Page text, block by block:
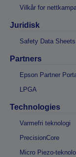
Vilkår for
Juridisk
Safety Data Sheets
Partners
Epson Partner
LPGA
Technologies
Varmefri teknologi
PrecisionCore
Micro Piezo-